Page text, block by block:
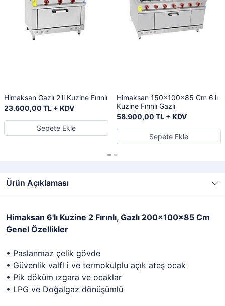
Himaksan Gazlı 2'li Kuzine Fırınlı
23.600,00 TL + KDV
Sepete Ekle
Himaksan 150x100x85 Cm 6'lı
Kuzine Fırınlı Gazlı
58.900,00 TL + KDV
Sepete Ekle
Ürün Açıklaması
Himaksan 6'lı Kuzine 2 Fırınlı, Gazlı 200x100x85 Cm
Genel Özellikler
• Paslanmaz çelik gövde
• Güvenlik valfl i ve termokulplu açık ateş ocak
• Pik döküm ızgara ve ocaklar
• LPG ve Doğalgaz dönüşümlü